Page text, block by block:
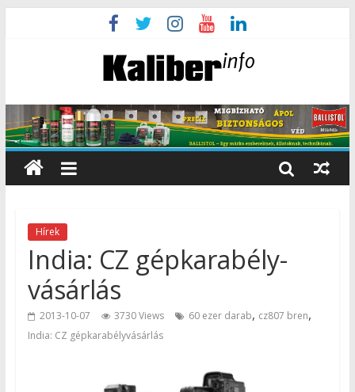
Hírek
India: CZ gépkarabély-
vásárlás
2013-10-07 3730 Views 60 ezer darab, cz807 bren,
India: CZ gépkarabélyvásárlás